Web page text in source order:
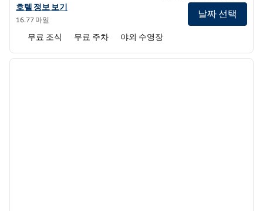
Spark by 힐튼 Macon North의 호텔 정보 보기
호텔 정보 보기
16.77 마일
날짜 선택
무료 조식 무료 주차 야외 수영장
1/11
다음